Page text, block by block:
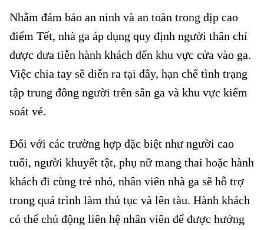
Nhằm đảm bảo an ninh và an toàn trong dịp cao
điểm Tết, nhà ga áp dụng quy định người thân chỉ
được đưa tiễn hành khách đến khu vực cửa vào ga.
Việc chia tay sẽ diễn ra tại đây, hạn chế tình trạng
tập trung đông người trên sân ga và khu vực kiểm
soát vé.
Đối với các trường hợp đặc biệt như người cao
tuổi, người khuyết tật, phụ nữ mang thai hoặc hành
khách đi cùng trẻ nhỏ, nhân viên nhà ga sẽ hỗ trợ
trong quá trình làm thủ tục và lên tàu. Hành khách
có thể chủ động liên hệ nhân viên để được hướng